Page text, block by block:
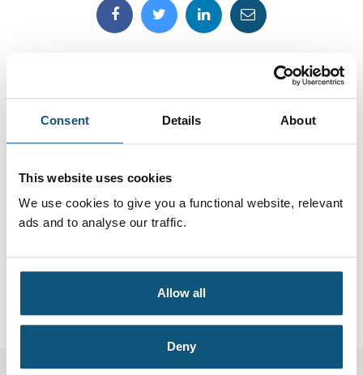
Consent Details About
This website uses cookies
We use cookies to give you a functional website, relevant
ads and to analyse our traffic.
Allow all
Deny
Sind Sie neugierig geworden?
Registrieren Sie sich hier und wir melden uns